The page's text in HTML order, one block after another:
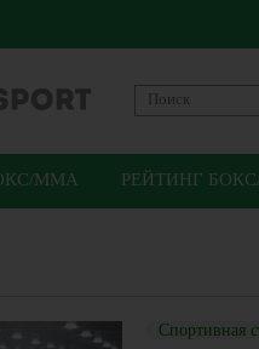
ММА РЕЙТИНГ
Спортивная